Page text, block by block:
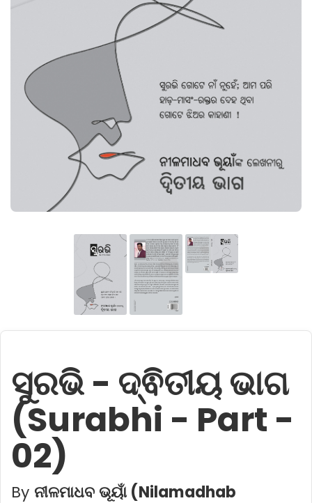
ସୁରଭି - ଦ୍ଵିତୀୟ ଭାଗ
(Surabhi - Part -
02)
By ନୀଳମାଧବ ଭୂୟାଁ (Nilamadhab